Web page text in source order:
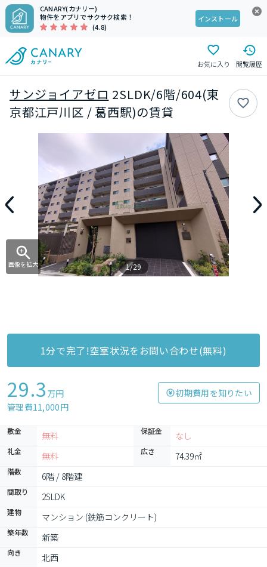
CANARY(カナリー)
物件をアプリでサクサク検索！
(4.8)
インストール
お気に入り 閲覧履歴
サンジョイアゼロ 2SLDK/6階/604(東
京都江戸川区 / 葛西駅)の賃貸
画像を拡大 1/29
1分で完了!空室状況をお問い合わせ(無料)
29.3 万円
管理費11,000円
初期費用を知りたい
敷金 無料 保証金 なし
礼金 無料 広さ 74.39㎡
階数 6階 / 8階建
間取り 2SLDK
建物 マンション (鉄筋コンクリート)
築年数 新築
向き 北西